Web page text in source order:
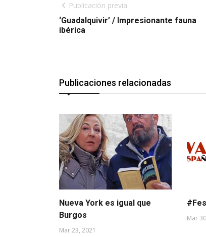
Publicación previa
‘Guadalquivir’ / Impresionante fauna
ibérica
Publicaciones relacionadas
Nueva York es igual que
Burgos
Mar 23, 2021
Mar